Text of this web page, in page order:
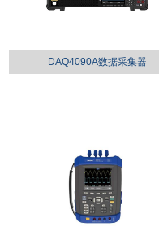
DAQ4090A数据采集器